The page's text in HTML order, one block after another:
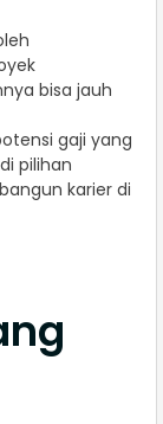
bisa jauh
gaji yang
pilihan
karier di